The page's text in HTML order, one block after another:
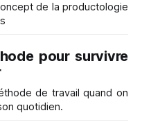
de la productologie
pour survivre
de travail quand on
quotidien.